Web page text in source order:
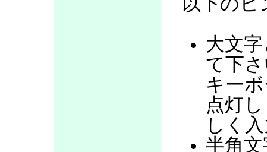
大文
て下
キー
点灯
しく
半角